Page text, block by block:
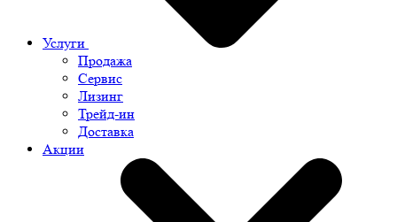
Услуги
Продажа
Сервис
Лизинг
Трейд-ин
Доставка
Акции